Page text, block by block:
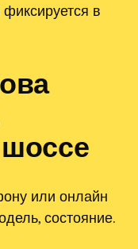
в
или онлайн
состояние.